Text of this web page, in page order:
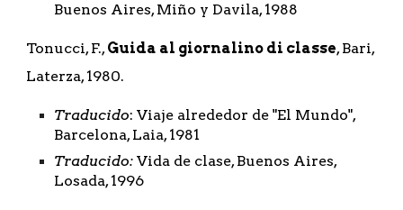
Buenos Aires, Miño y Davila, 1988
Tonucci, F., Guida al giornalino di classe, Bari,
Laterza, 1980.
Traducido: Viaje alrededor de "El Mundo",
Barcelona, Laia, 1981
Traducido: Vida de clase, Buenos Aires,
Losada, 1996